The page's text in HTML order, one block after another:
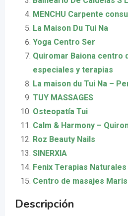
MENCHU Carpente
La Maison Du Tui Na
Yoga Centro Ser
Quiromar Baiona centro
especiales y terapias
La maison du Tui Na –
TUY MASSAGES
Osteopatía Tui
Calm & Harmony –
Roz Beauty Nails
SINERXIA
Fenix Terapias Naturales
Centro de masajes
Descripción